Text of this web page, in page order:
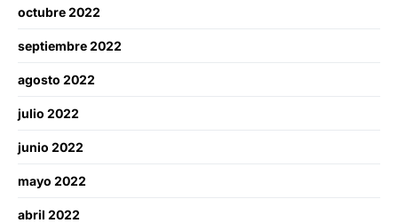
octubre 2022
septiembre 2022
agosto 2022
julio 2022
junio 2022
mayo 2022
abril 2022